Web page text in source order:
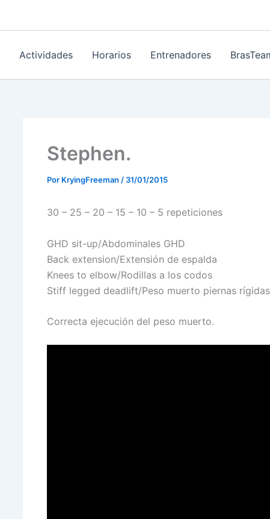
Actividades Horarios Entrenadores
Stephen.
Por KryingFreeman / 31/01/2015
30 – 25 – 20 – 15 – 10 – 5 repeticiones
GHD sit-up/Abdominales GHD
Back extension/Extensión de espalda
Knees to elbow/Rodillas a los codos
Stiff legged deadlift/Peso muerto piernas
Correcta ejecución del peso muerto.